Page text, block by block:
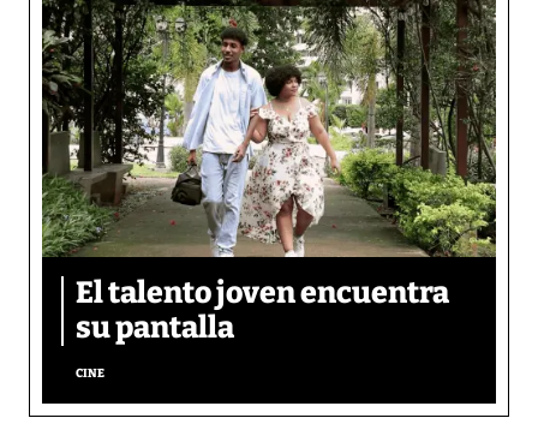
El talento joven encuentra
su pantalla​
CINE